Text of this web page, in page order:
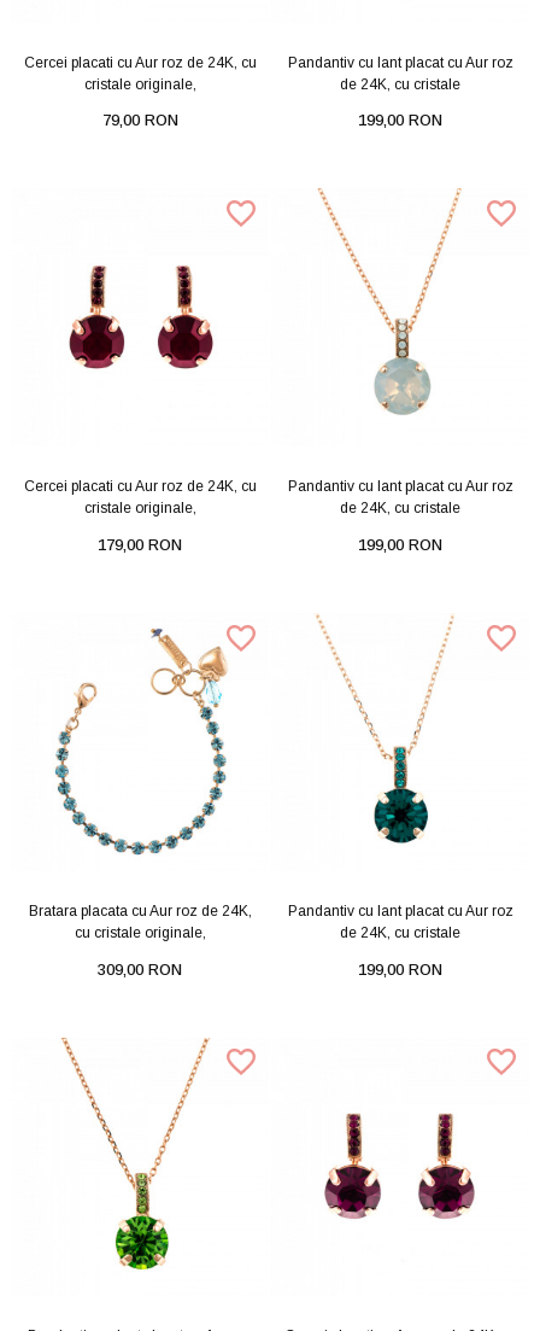
Cercei placati cu Aur roz de 24K, cu
cristale originale,
79,00 RON
Pandantiv cu lant placat cu Aur roz
de 24K, cu cristale
199,00 RON
Cercei placati cu Aur roz de 24K, cu
cristale originale,
179,00 RON
Pandantiv cu lant placat cu Aur roz
de 24K, cu cristale
199,00 RON
Bratara placata cu Aur roz de 24K,
cu cristale originale,
309,00 RON
Pandantiv cu lant placat cu Aur roz
de 24K, cu cristale
199,00 RON